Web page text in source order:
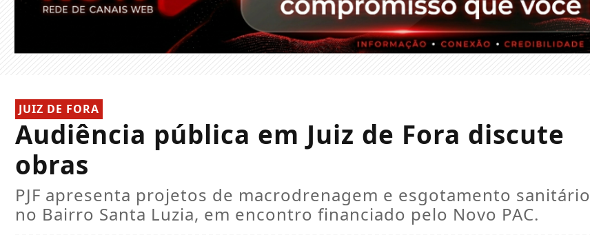
JUIZ DE FORA
Audiência pública em Juiz de Fora discute
obras
PJF apresenta projetos de macrodrenagem e esgotamento sanitário
no Bairro Santa Luzia, em encontro financiado pelo Novo PAC.